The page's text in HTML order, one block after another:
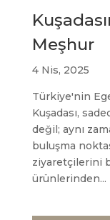
Meşhur
4 Nis, 2025
Türkiye'nin
Kuşadası,
değil; aynı
buluşma
ziyaretçilerini
ürünlerinden...